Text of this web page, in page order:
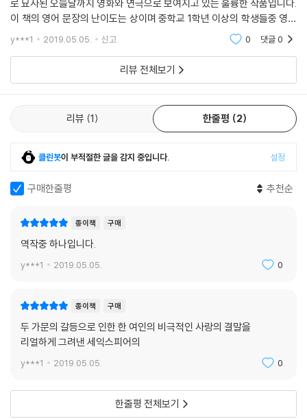
로 묘사된 오늘날까지 영화와 연극으로 보여지고 있는 훌륭한 작품입니다.
이 책의 영어 문장의 난이도는 상이며 중학교 1학년 이상의 학생들중 영어
읽기를 많이 해 왔고 영어 문법이 중급 이상의 실력을 갖고 있는 학생들에
게 추천해 드립
y***1 2019.05.05. 신고 0 댓글0
리뷰 전체보기
리뷰 1 한줄평 2
클린봇이 부적절한 글을 감지 중입니다. 설정
구매한줄평 추천순
종이책 구매
역작중 하나입니다.
y***1 2019.05.05. 0
종이책 구매
두 가문의 갈등으로 인한 한 여인의 비극적인 사랑의 결말을
리얼하게 그려낸 세익스피어의
y***1 2019.05.05. 0
한줄평 전체보기